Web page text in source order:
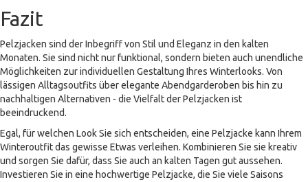
Fazit
Pelzjacken sind der Inbegriff von Stil und Eleganz in den kalten
Monaten. Sie sind nicht nur funktional, sondern bieten auch unendliche
Möglichkeiten zur individuellen Gestaltung Ihres Winterlooks. Von
lässigen Alltagsoutfits über elegante Abendgarderoben bis hin zu
nachhaltigen Alternativen - die Vielfalt der Pelzjacken ist
beeindruckend.
Egal, für welchen Look Sie sich entscheiden, eine Pelzjacke kann Ihrem
Winteroutfit das gewisse Etwas verleihen. Kombinieren Sie sie kreativ
und sorgen Sie dafür, dass Sie auch an kalten Tagen gut aussehen.
Investieren Sie in eine hochwertige Pelzjacke, die Sie viele Saisons